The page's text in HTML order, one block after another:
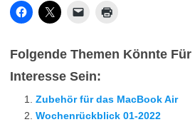
Folgende Themen Könnte
Interesse Sein:
Zubehör für das MacBook Air
Wochenrückblick 01-2022